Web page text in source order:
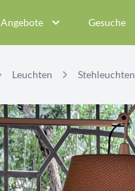
Angebote Gesuche
Leuchten Stehleuchten